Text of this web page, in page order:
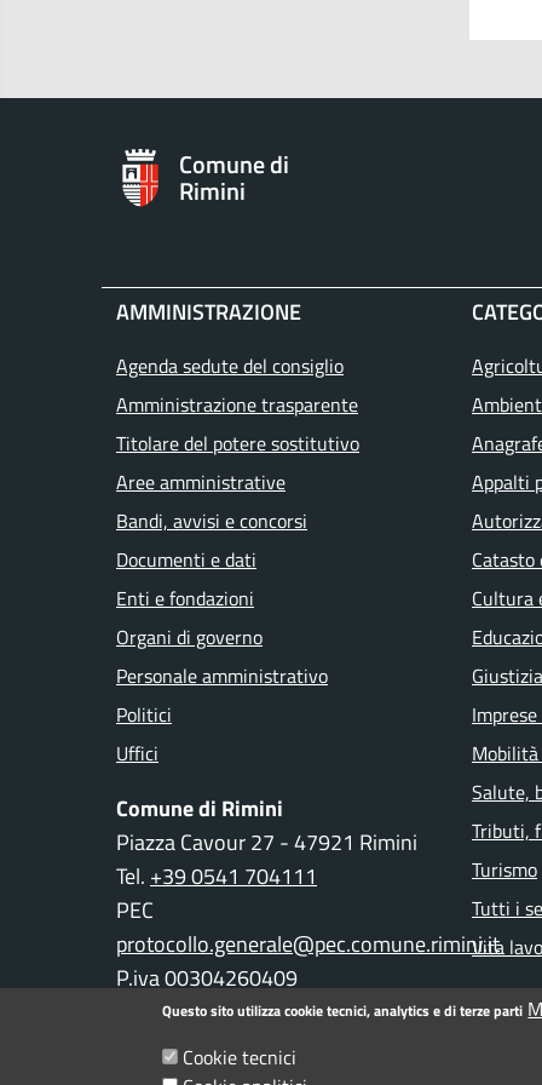
Comune di
Rimini
AMMINISTRAZIONE
Agenda sedute del consiglio
Amministrazione trasparente
Titolare del potere sostitutivo
Aree amministrative
Bandi, avvisi e concorsi
Documenti e dati
Enti e fondazioni
Organi di governo
Personale amministrativo
Politici
Uffici
Comune di Rimini
Piazza Cavour 27 - 47921 Rimini
Tel. +39 0541 704111
PEC
protocollo.generale@pec.comune.rimini.it
P.iva 00304260409
Appalti
Cultura
Salute,
Tributi,
Turismo
Tutti i
Vita
Informativa privacy Note legali
Questo sito utilizza cookie tecnici, analytics e di terze parti
Cookie tecnici